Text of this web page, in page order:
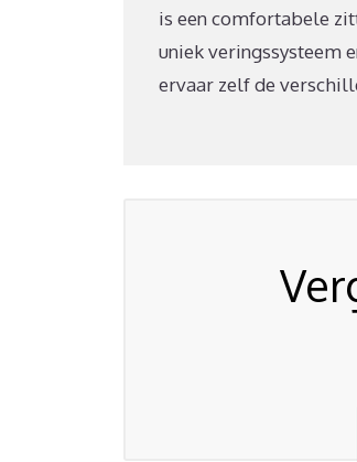
is een comfortabele
uniek veringssysteem
ervaar zelf de